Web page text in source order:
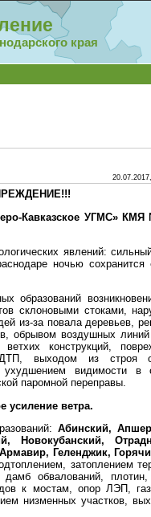
края
Кавказское УГМС»
явлений:
ночью сохранится
образований
склоновыми стоками,
из-за повала деревьев,
обрывом воздушных
конструкций,
ДТП, выходом из строя
видимости в
паромной переправы.
усиление ветра.
Абинский,
Новокубанский,
Геленджик,
затоплением
обвалований, плотин,
к мостам, опор ЛЭП,
низменных участков,